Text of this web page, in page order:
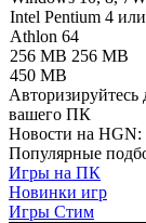
Intel Pentium 4
Athlon 64
256 MB 256 MB
450 MB
Авторизируйтесь
вашего ПК
Новости на HGN:
Популярные
Игры на ПК
Новинки игр
Игры Стим